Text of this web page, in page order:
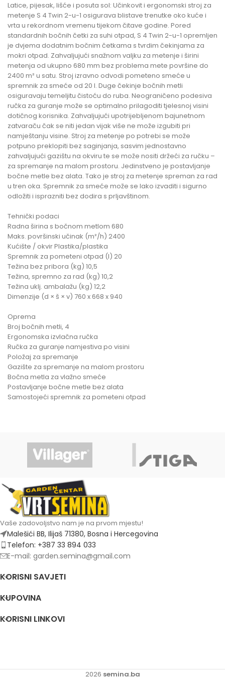
Latice, pijesak, lišće i posuta sol: Učinkovit i ergonomski stroj za
metenje S 4 Twin 2-u-1 osigurava blistave trenutke oko kuće i
vrta u rekordnom vremenu tijekom čitave godine. Pored
standardnih bočnih četki za suhi otpad, S 4 Twin 2-u-1 opremljen
je dvjema dodatnim bočnim četkama s tvrdim čekinjama za
mokri otpad. Zahvaljujući snažnom valjku za metenje i širini
metenja od ukupno 680 mm bez problema mete površine do
2400 m² u satu. Stroj izravno odvodi pometeno smeće u
spremnik za smeće od 20 l. Duge čekinje bočnih metli
osiguravaju temeljitu čistoću do ruba. Neograničeno podesiva
ručka za guranje može se optimalno prilagoditi tjelesnoj visini
dotičnog korisnika. Zahvaljujući upotrijebljenom bajunetnom
zatvaraču čak se niti jedan vijak više ne može izgubiti pri
namještanju visine. Stroj za metenje po potrebi se može
potpuno preklopiti bez saginjanja, sasvim jednostavno
zahvaljujući gazištu na okviru te se može nositi držeći za ručku –
za spremanje na malom prostoru. Jedinstveno je postavljanje
bočne metle bez alata. Tako je stroj za metenje spreman za rad
u tren oka. Spremnik za smeće može se lako izvaditi i sigurno
odložiti i isprazniti bez dodira s prljavštinom.
Tehnički podaci
Radna širina s bočnom metlom 680
Maks. površinski učinak (m²/h) 2400
Kućište / okvir Plastika/plastika
Spremnik za pometeni otpad (l) 20
Težina bez pribora (kg) 10,5
Težina, spremno za rad (kg) 10,2
Težina uklj. ambalažu (kg) 12,2
Dimenzije (d × š × v) 760 x 668 x 940
Oprema
Broj bočnih metli, 4
Ergonomska izvlačna ručka
Ručka za guranje namjestiva po visini
Položaj za spremanje
Gazište za spremanje na malom prostoru
Bočna metla za vlažno smeće
Postavljanje bočne metle bez alata
Samostojeći spremnik za pometeni otpad
Vaše zadovoljstvo nam je na prvom mjestu!
Malešići BB, Ilijaš 71380, Bosna i Hercegovina
Telefon: +387 33 894 033
E-mail: garden.semina@gmail.com
KORISNI SAVJETI
KUPOVINA
KORISNI LINKOVI
2026 semina.ba